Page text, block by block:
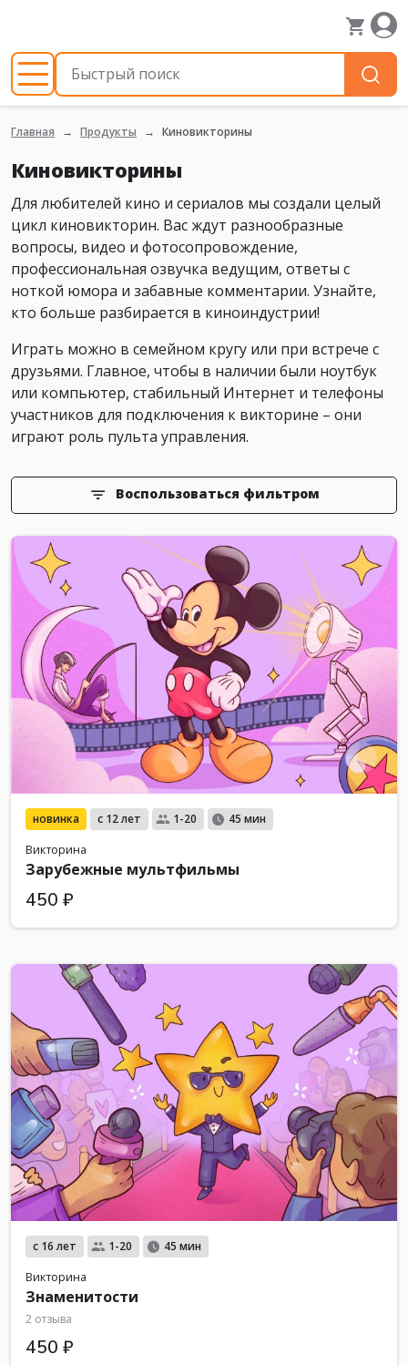
Главная Продукты Киновикторины
Киновикторины
Для любителей кино и сериалов мы создали целый
цикл киновикторин. Вас ждут разнообразные
вопросы, видео и фотосопровождение,
профессиональная озвучка ведущим, ответы с
ноткой юмора и забавные комментарии. Узнайте,
кто больше разбирается в киноиндустрии!
Играть можно в семейном кругу или при встрече с
друзьями. Главное, чтобы в наличии были ноутбук
или компьютер, стабильный Интернет и телефоны
участников для подключения к викторине – они
играют роль пульта управления.
Воспользоваться фильтром
новинка с 12 лет 1-20 45 мин
Викторина
Зарубежные мультфильмы
450 ₽
с 16 лет 1-20 45 мин
Викторина
Знаменитости
2 отзыва
450 ₽